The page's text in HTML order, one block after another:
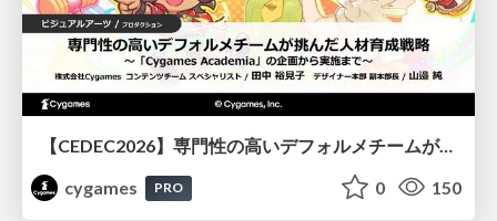
【CEDEC2026】専門性の高いデフォルメチームが挑んだ人材育成戦略 〜Cygames Academiaの企画から実施まで〜
cygames
PRO 0 150